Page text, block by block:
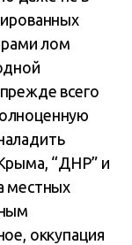
лом
всего
“ДНР” и
местных
оккупация